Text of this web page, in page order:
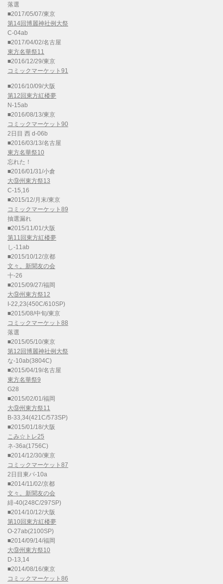
落選
■2017/05/07/東京
第14回博麗神社例大祭
C-04ab
■2017/04/02/名古屋
東方名華祭11
■2016/12/29/東京
コミックマーケット91
■2016/10/09/大阪
第12回東方紅楼夢
N-15ab
■2016/08/13/東京
コミックマーケット90
2日目 西 d-06b
■2016/03/13/名古屋
東方名華祭10
忘れた！
■2016/01/31/小倉
大⑨州東方祭13
C-15,16
■2015/12/月末/東京
コミックマーケット89
抽選漏れ
■2015/11/01/大阪
第11回東方紅楼夢
し-11ab
■2015/10/12/京都
文々。新聞友の会
十-26
■2015/09/27/福岡
大⑨州東方祭12
I-22,23(450C/610SP)
■2015/08/中旬/東京
コミックマーケット88
落選
■2015/05/10/東京
第12回博麗神社例大祭
な-10ab(3804C)
■2015/04/19/名古屋
東方名華祭9
G28
■2015/02/01/福岡
大⑨州東方祭11
B-33,34(421C/573SP)
■2015/01/18/大阪
こみ☆トレ25
ネ-36a(1756C)
■2014/12/30/東京
コミックマーケット87
2日目東パ-10a
■2014/11/02/京都
文々。新聞友の会
緋-40(248C/297SP)
■2014/10/12/大阪
第10回東方紅楼夢
O-27ab(2100SP)
■2014/09/14/福岡
大⑨州東方祭10
D-13,14
■2014/08/16/東京
コミックマーケット86